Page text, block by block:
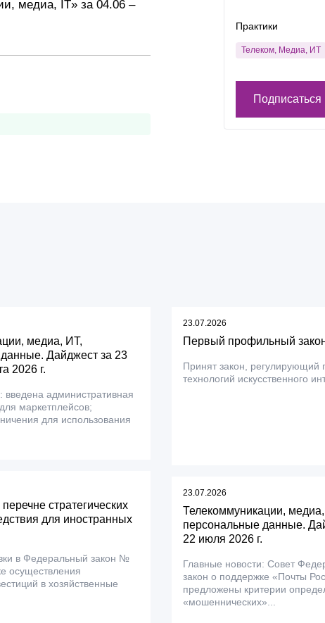
медиа, IT» за 04.06 –
Практики
Телеком, Медиа, ИТ
медиа, ИТ,
Дайджест за 23
2026 г.
введена административная
маркетплейсов;
для использования
стратегических
для иностранных
в Федеральный закон №
осуществления
в хозяйственные
23.07.2026
Первый профильный
Принят закон, регулирующий
технологий искусственного
23.07.2026
Телекоммуникации,
персональные данные.
22 июля 2026 г.
Главные новости: Совет
закон о поддержке «Почты
предложены критерии
«мошеннических»...